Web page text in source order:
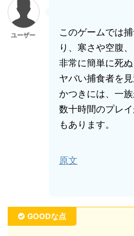
ユーザー
このゲームでは
り、寒さや空腹
非常に簡単に死ぬ
ヤバい捕食者を
かつきには、一族
数十時間のプレ
もあります。
原文
GOODな点